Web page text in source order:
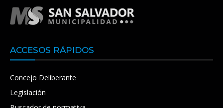
ACCESOS RÁPIDOS
Concejo Deliberante
Legislación